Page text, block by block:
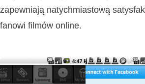
zapewniają natychmiastową
fanowi filmów online.